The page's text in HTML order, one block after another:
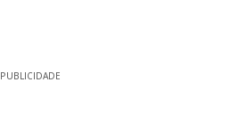
PUBLICIDADE